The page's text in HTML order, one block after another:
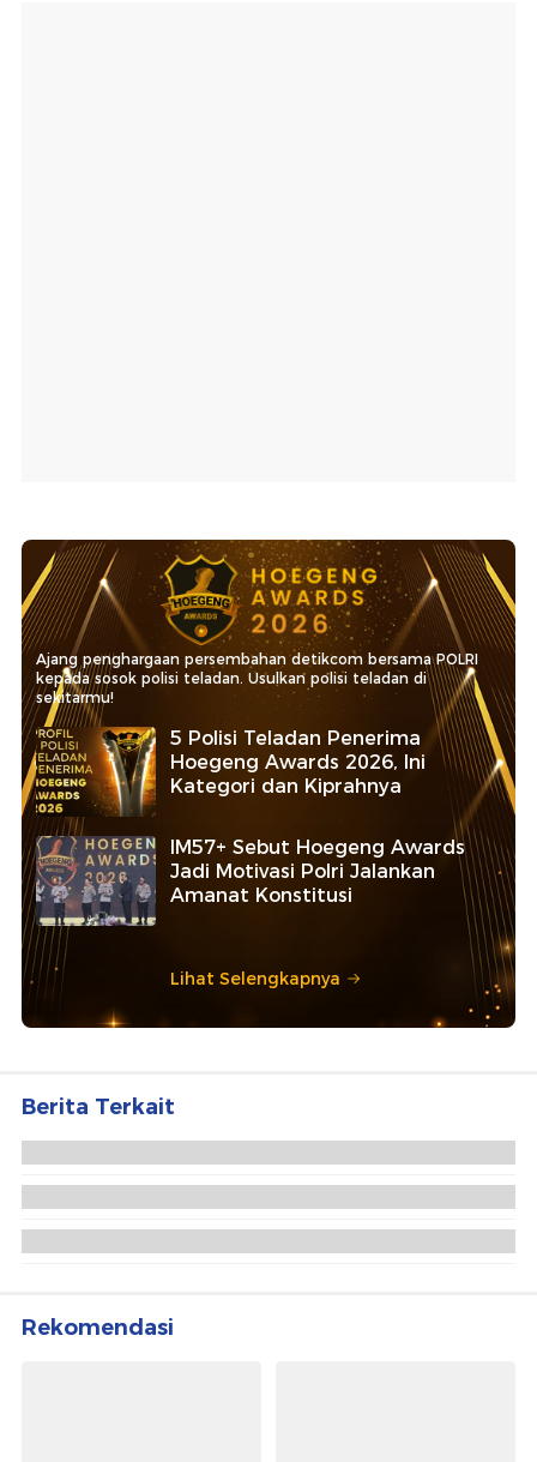
Ajang penghargaan persembahan detikcom bersama POLRI
kepada sosok polisi teladan. Usulkan polisi teladan di
sekitarmu!
5 Polisi Teladan Penerima
Hoegeng Awards 2026, Ini
Kategori dan Kiprahnya
IM57+ Sebut Hoegeng Awards
Jadi Motivasi Polri Jalankan
Amanat Konstitusi
Lihat Selengkapnya
Berita Terkait
Sempat Tergantung di Gondola 15 Menit